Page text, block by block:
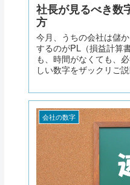
社長が見るべき
方
今月、うちの会社は儲
するのがPL（損益計算
も、時間がなくても、
しい数字をザックリご説
会社の数字